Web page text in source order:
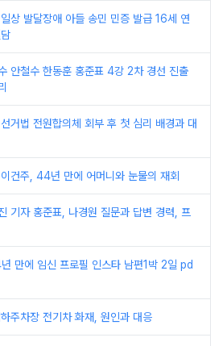
상 발달장애 아들 송민 민증 발급 16세 연
안철수 한동훈 홍준표 4강 2차 경선 진출
거법 전원합의체 회부 후 첫 심리 배경과 대
건주, 44년 만에 어머니와 눈물의 재회
기자 홍준표, 나경원 질문과 답변 경력, 프
만에 임신 프로필 인스타 남편1박 2일 pd
주차장 전기차 화재, 원인과 대응